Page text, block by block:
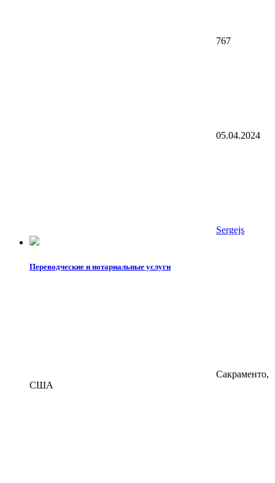
767
05.04.2024
Sergejs
Переводческие и нотариальные услуги
Сакраменто,
США